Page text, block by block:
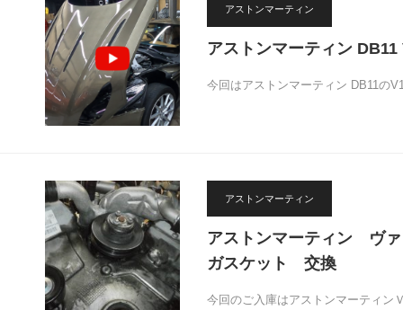
アストンマーティン
アストンマーティン
今回はアストンマーティン DB11の
アストンマーティン
アストンマーティン ヴ
ガスケット 交換
今回のご入庫はアストンマーティ